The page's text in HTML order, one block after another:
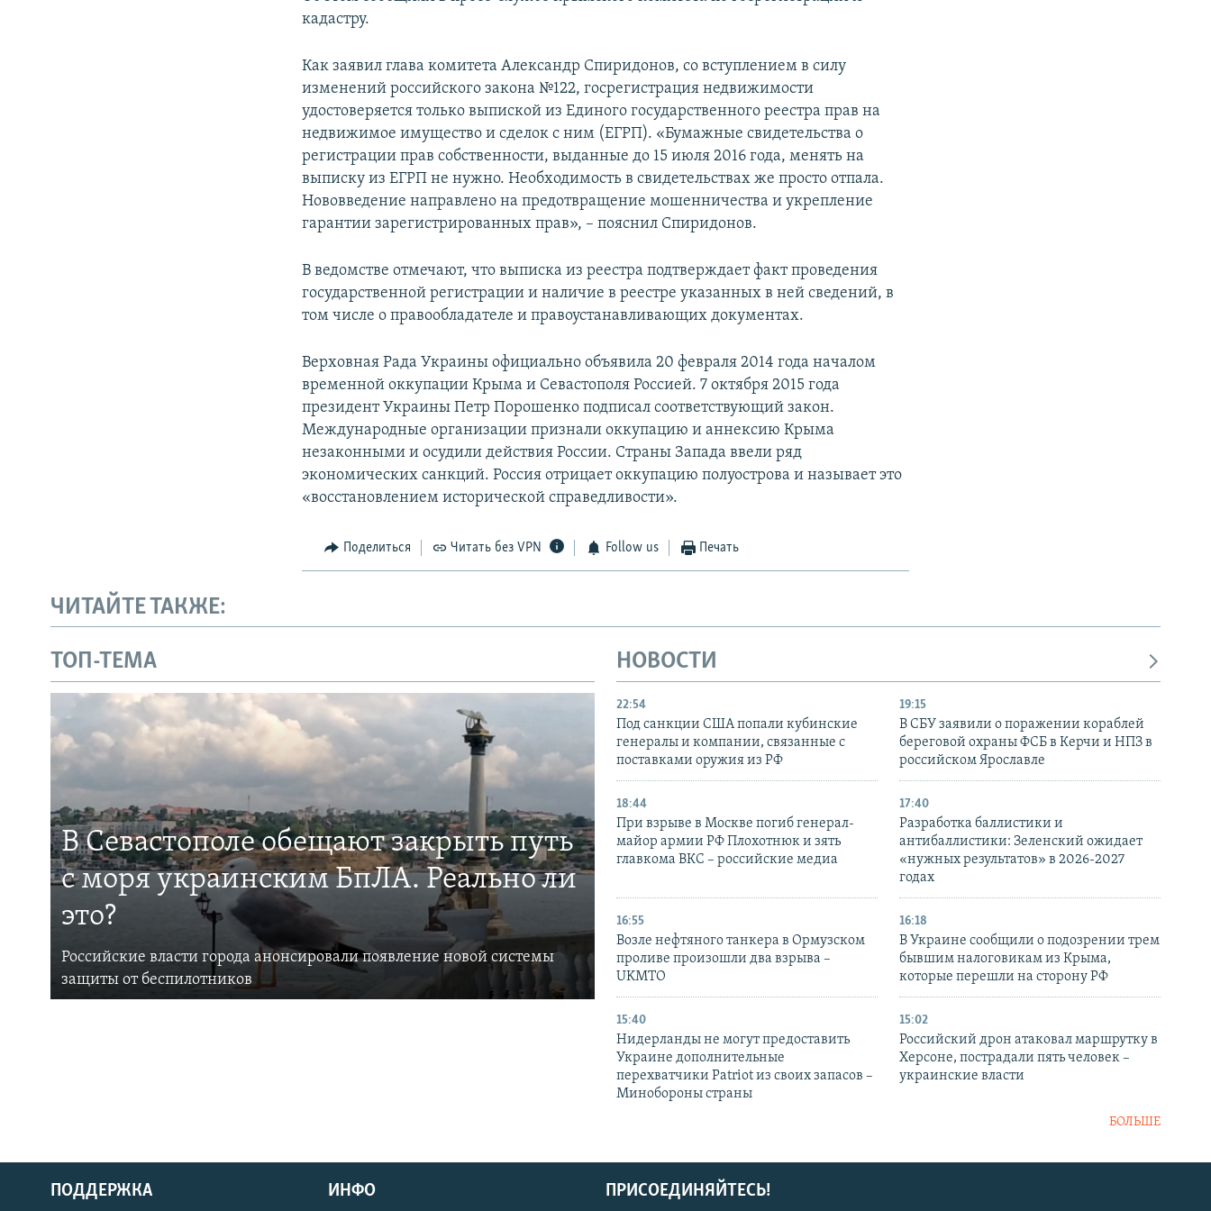
кадастру.
Как заявил глава комитета Александр Спиридонов, со вступлением в силу
изменений российского закона №122, госрегистрация недвижимости
удостоверяется только выпиской из Единого государственного реестра прав на
недвижимое имущество и сделок с ним (ЕГРП). «Бумажные свидетельства о
регистрации прав собственности, выданные до 15 июля 2016 года, менять на
выписку из ЕГРП не нужно. Необходимость в свидетельствах же просто отпала.
Нововведение направлено на предотвращение мошенничества и укрепление
гарантии зарегистрированных прав», – пояснил Спиридонов.
В ведомстве отмечают, что выписка из реестра подтверждает факт проведения
государственной регистрации и наличие в реестре указанных в ней сведений, в
том числе о правообладателе и правоустанавливающих документах.
Верховная Рада Украины официально объявила 20 февраля 2014 года началом
временной оккупации Крыма и Севастополя Россией. 7 октября 2015 года
президент Украины Петр Порошенко подписал соответствующий закон.
Международные организации признали оккупацию и аннексию Крыма
незаконными и осудили действия России. Страны Запада ввели ряд
экономических санкций. Россия отрицает оккупацию полуострова и называет это
«восстановлением исторической справедливости».
Поделиться Читать без VPN Follow us Печать
ЧИТАЙТЕ ТАКЖЕ:
ТОП-ТЕМА
В Севастополе обещают закрыть путь
с моря украинским БпЛА. Реально ли
это?
Российские власти города анонсировали появление новой системы
защиты от беспилотников
НОВОСТИ
22:54
Под санкции США попали кубинские
генералы и компании, связанные с
поставками оружия из РФ
19:15
В СБУ заявили о поражении кораблей
береговой охраны ФСБ в Керчи и НПЗ в
российском Ярославле
18:44
При взрыве в Москве погиб генерал-
майор армии РФ Плохотнюк и зять
главкома ВКС – российские медиа
17:40
Разработка баллистики и
антибаллистики: Зеленский ожидает
«нужных результатов» в 2026-2027
годах
16:55
Возле нефтяного танкера в Ормузском
проливе произошли два взрыва –
UKMTO
16:18
В Украине сообщили о подозрении трем
бывшим налоговикам из Крыма,
которые перешли на сторону РФ
15:40
Нидерланды не могут предоставить
Украине дополнительные
перехватчики Patriot из своих запасов –
Минобороны страны
15:02
Российский дрон атаковал маршрутку в
Херсоне, пострадали пять человек –
украинские власти
БОЛЬШЕ
ПРИСОЕДИНЯЙТЕСЬ!
ПОДДЕРЖКА ИНФО